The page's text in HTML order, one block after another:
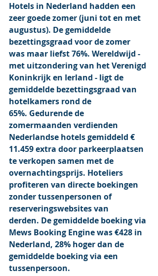
Hotels in Nederland hadden een
zeer goede zomer (juni tot en met
augustus). De gemiddelde
bezettingsgraad voor de zomer
was maar liefst 76%. Wereldwijd -
met uitzondering van het Verenigd
Koninkrijk en Ierland - ligt de
gemiddelde bezettingsgraad van
hotelkamers rond de
65%. Gedurende de
zomermaanden verdienden
Nederlandse hotels gemiddeld €
11.459 extra door parkeerplaatsen
te verkopen samen met de
overnachtingsprijs. Hoteliers
profiteren van directe boekingen
zonder tussenpersonen of
reserveringswebsites van
derden. De gemiddelde boeking via
Mews Booking Engine was €428 in
Nederland, 28% hoger dan de
gemiddelde boeking via een
tussenpersoon.